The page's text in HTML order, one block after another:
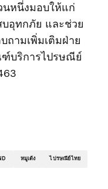
นหนึ่งมอบให้แก่
บอุทกภัย และช่วย
ถามเพิ่มเติมฝ่าย
บริการไปรษณีย์
หมูเด้ง ไปรษณีย์ไทย